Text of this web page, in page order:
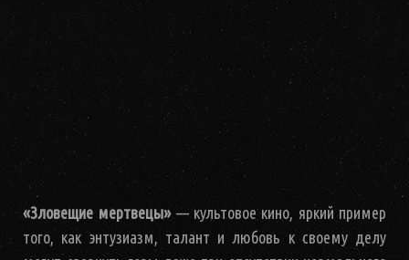
«Зловещие мертвецы»— культовое кино, яркий пример
того, как энтузиазм, талант и любовь к своему делу